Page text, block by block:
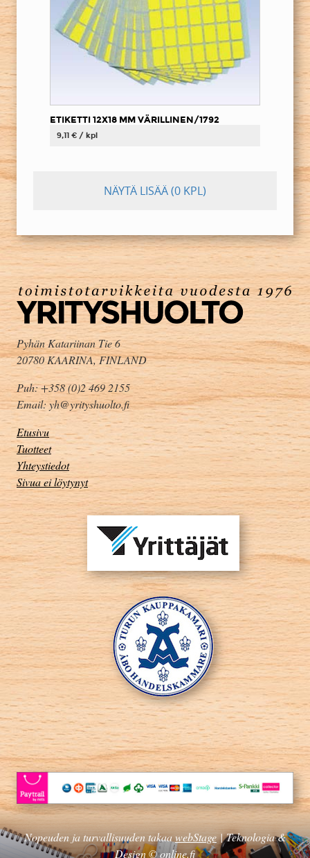
ETIKETTI 12X18 MM VÄRILLINEN/1792
9,11 € / kpl
NÄYTÄ LISÄÄ(0 KPL)
Pyhän Katariinan Tie 6
20780 KAARINA, FINLAND
Puh: +358 (0)2 469 2155
Email: yh@yrityshuolto.fi
Etusivu
Tuotteet
Yhteystiedot
Sivua ei löytynyt
Nopeuden ja turvallisuuden takaawebStage| Teknologia &
Design ©online.fi